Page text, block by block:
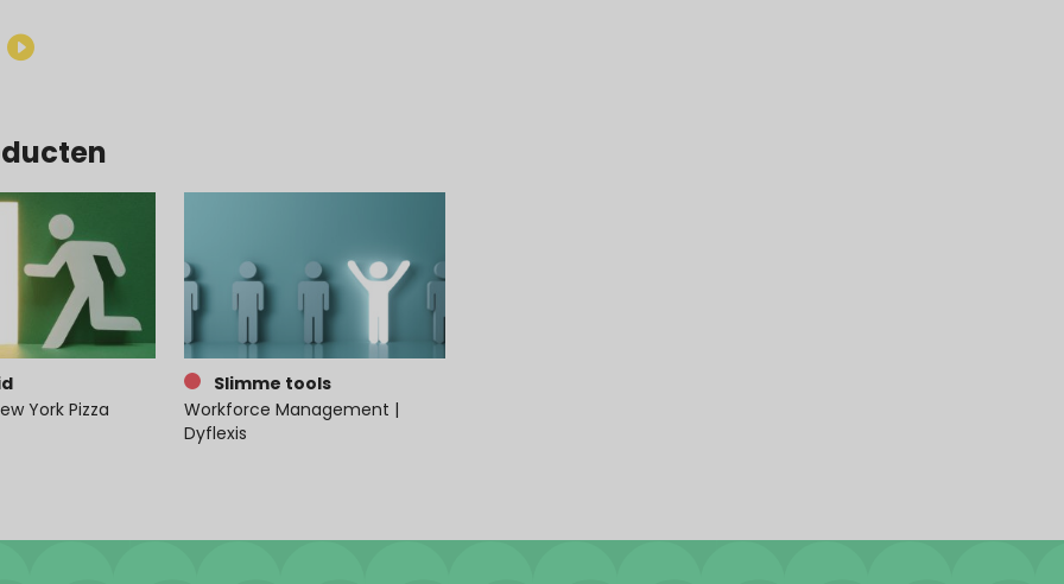
York Pizza
Slimme tools
Workforce Management |
Dyflexis